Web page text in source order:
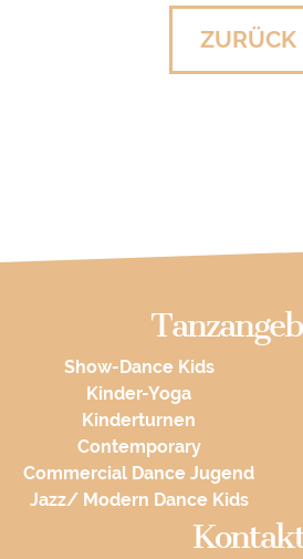
ZURÜCK
Show-Dance Kids
Kinder-Yoga
Kinderturnen
Contemporary
Commercial Dance Jugend
Jazz/ Modern Dance Kids